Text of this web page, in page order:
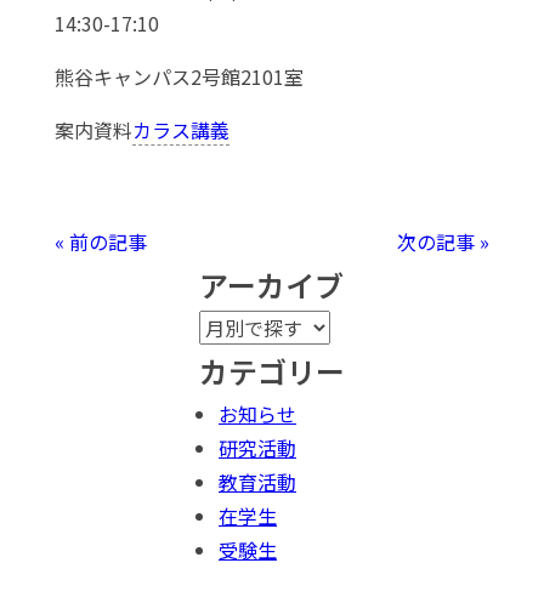
14:30-17:10
熊谷キャンパス2号館2101室
案内資料カラス講義
« 前の記事 次の記事 »
アーカイブ
カテゴリー
お知らせ
研究活動
教育活動
在学生
受験生